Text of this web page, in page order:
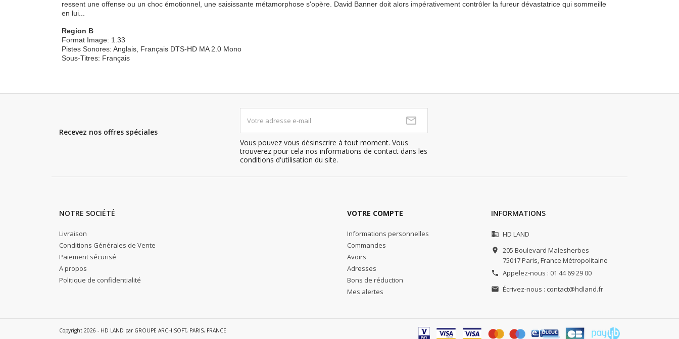
ressent une offense ou un choc émotionnel, une saisissante métamorphose s'opère. David Banner doit alors impérativement contrôler la fureur dévastatrice qui sommeille
en lui...
Region B
Format Image: 1.33
Pistes Sonores: Anglais, Français DTS-HD MA 2.0 Mono
Sous-Titres: Français
Recevez nos offres spéciales
Vous pouvez vous désinscrire à tout moment. Vous
trouverez pour cela nos informations de contact dans les
conditions d'utilisation du site.
NOTRE SOCIÉTÉ
Livraison
Conditions Générales de Vente
Paiement sécurisé
A propos
Politique de confidentialité
VOTRE COMPTE
Informations personnelles
Commandes
Avoirs
Adresses
Bons de réduction
Mes alertes
INFORMATIONS
 HD LAND

205 Boulevard Malesherbes
75017 Paris,France Métropolitaine
 Appelez-nous : 01 44 69 29 00
 Écrivez-nous : contact@hdland.fr
Copyright 2026 - HD LAND par GROUPE ARCHISOFT, PARIS, FRANCE